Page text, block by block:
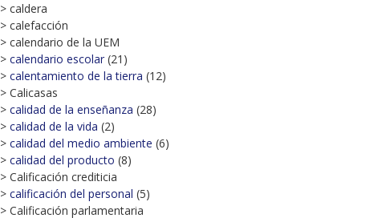
> caldera
> calefacción
> calendario de la UEM
> calendario escolar (21)
> calentamiento de la tierra (12)
> Calicasas
> calidad de la enseñanza (28)
> calidad de la vida (2)
> calidad del medio ambiente (6)
> calidad del producto (8)
> Calificación crediticia
> calificación del personal (5)
> Calificación parlamentaria